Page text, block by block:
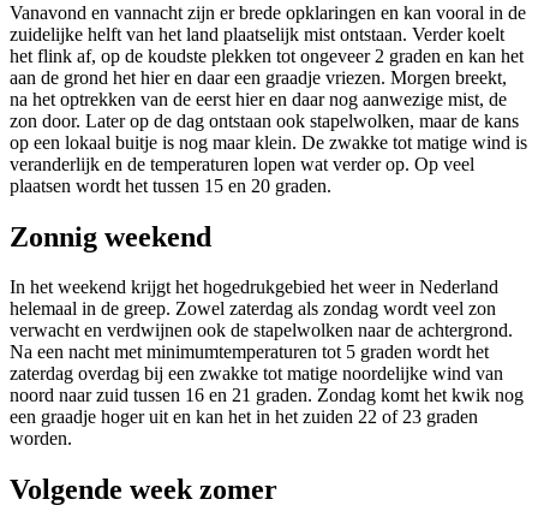
Vanavond en vannacht zijn er brede opklaringen en kan vooral in de
zuidelijke helft van het land plaatselijk mist ontstaan. Verder koelt
het flink af, op de koudste plekken tot ongeveer 2 graden en kan het
aan de grond het hier en daar een graadje vriezen. Morgen breekt,
na het optrekken van de eerst hier en daar nog aanwezige mist, de
zon door. Later op de dag ontstaan ook stapelwolken, maar de kans
op een lokaal buitje is nog maar klein. De zwakke tot matige wind is
veranderlijk en de temperaturen lopen wat verder op. Op veel
plaatsen wordt het tussen 15 en 20 graden.
Zonnig weekend
In het weekend krijgt het hogedrukgebied het weer in Nederland
helemaal in de greep. Zowel zaterdag als zondag wordt veel zon
verwacht en verdwijnen ook de stapelwolken naar de achtergrond.
Na een nacht met minimumtemperaturen tot 5 graden wordt het
zaterdag overdag bij een zwakke tot matige noordelijke wind van
noord naar zuid tussen 16 en 21 graden. Zondag komt het kwik nog
een graadje hoger uit en kan het in het zuiden 22 of 23 graden
worden.
Volgende week zomer